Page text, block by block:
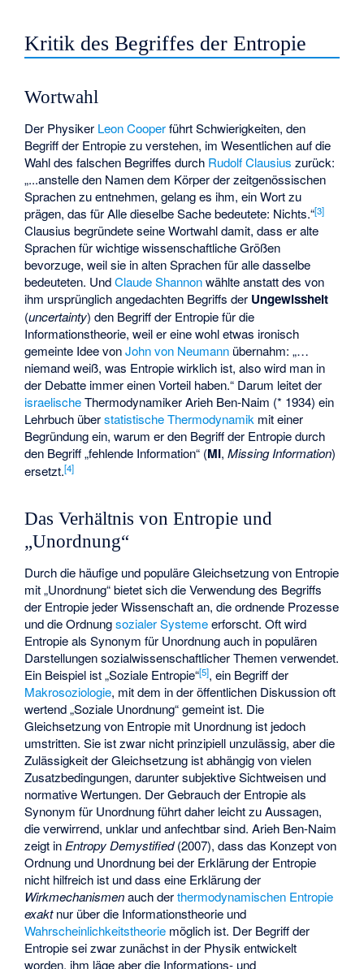
Kritik des Begriffes der Entropie
Wortwahl
Der Physiker Leon Cooperführt Schwierigkeiten, den
Begriff der Entropie zu verstehen, im Wesentlichen auf die
Wahl des falschen Begriffes durch Rudolf Clausius zurück:
„...anstelle den Namen dem Körper der zeitgenössischen
Sprachen zu entnehmen, gelang es ihm, ein Wort zu
prägen, das für Alle dieselbe Sache bedeutete: Nichts.“[3]
Clausius begründete seine Wortwahl damit, dass er alte
Sprachen für wichtige wissenschaftliche Größen
bevorzuge, weil sie in alten Sprachen für alle dasselbe
bedeuteten. UndClaude Shannonwählte anstatt des von
ihm ursprünglich angedachten Begriffs der Ungewissheit
(uncertainty) den Begriff der Entropie für die
Informationstheorie, weil er eine wohl etwas ironisch
gemeinte Idee vonJohn von Neumann übernahm: „…
niemand weiß, was Entropie wirklich ist, also wird man in
der Debatte immer einen Vorteil haben.“ Darum leitet der
israelischeThermodynamikerArieh Ben-Naim (* 1934) ein
Lehrbuch überstatistische Thermodynamik mit einer
Begründung ein, warum er den Begriff der Entropie durch
den Begriff „fehlende Information“ (MI,Missing Information)
ersetzt.[4]
Das Verhältnis von Entropie und
„Unordnung“
Durch die häufige und populäre Gleichsetzung von Entropie
mit „Unordnung“ bietet sich die Verwendung des Begriffs
der Entropie jeder Wissenschaft an, die ordnende Prozesse
und die Ordnungsozialer Systemeerforscht. Oft wird
Entropie als Synonym für Unordnung auch in populären
Darstellungen sozialwissenschaftlicher Themen verwendet.
Ein Beispiel ist „Soziale Entropie“[5], ein Begriff der
Makrosoziologie, mit dem in der öffentlichen Diskussion oft
wertend „Soziale Unordnung“ gemeint ist. Die
Gleichsetzung von Entropie mit Unordnung ist jedoch
umstritten. Sie ist zwar nicht prinzipiell unzulässig, aber die
Zulässigkeit der Gleichsetzung ist abhängig von vielen
Zusatzbedingungen, darunter subjektive Sichtweisen und
normative Wertungen. Der Gebrauch der Entropie als
Synonym für Unordnung führt daher leicht zu Aussagen,
die verwirrend, unklar und anfechtbar sind. Arieh Ben-Naim
zeigt inEntropy Demystified(2007), dass das Konzept von
Ordnung und Unordnung bei der Erklärung der Entropie
nicht hilfreich ist und dass eine Erklärung der
Wirkmechanismenauch derthermodynamischen Entropie
exaktnur über die Informationstheorie und
Wahrscheinlichkeitstheorie möglich ist. Der Begriff der
Entropie sei zwar zunächst in der Physik entwickelt
worden, ihm läge aber die Informations- und